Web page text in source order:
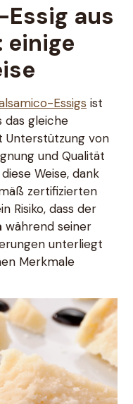
aus
einige
Essigs ist
das gleiche
Unterstützung von
und Qualität
Weise, dank
zertifizierten
Risiko, dass der
während seiner
unterliegt
Merkmale